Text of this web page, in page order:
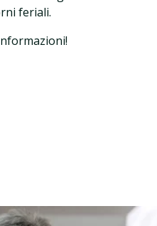
feriali.